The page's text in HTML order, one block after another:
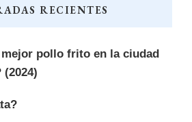
RECIENTES
pollo frito en la ciudad